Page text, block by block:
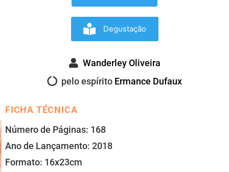
Degustação
Wanderley Oliveira
pelo espírito Ermance Dufaux
FICHA TÉCNICA
Número de Páginas: 168
Ano de Lançamento: 2018
Formato: 16x23cm